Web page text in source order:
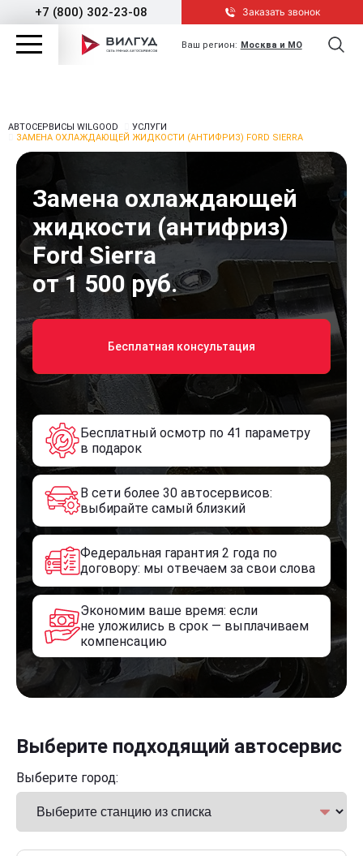
+7 (800) 302-23-08 Заказать звонок
Ваш регион: Москва и МО
АВТОСЕРВИСЫ WILGOOD
УСЛУГИ
ЗАМЕНА ОХЛАЖДАЮЩЕЙ ЖИДКОСТИ (АНТИФРИЗ) FORD SIERRA
Замена охлаждающей
жидкости (антифриз)
Ford Sierra
от 1 500 руб.
Бесплатная консультация
Бесплатный осмотр по 41 параметру
в подарок
В сети более 30 автосервисов:
выбирайте самый близкий
Федеральная гарантия 2 года по
договору: мы отвечаем за свои слова
Экономим ваше время: если
не уложились в срок — выплачиваем
компенсацию
Выберите подходящий автосервис
Выберите город: